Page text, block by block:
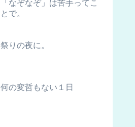
「なぞなぞ」は苦手ってこ
とで。
祭りの夜に。
何の変哲もない１日